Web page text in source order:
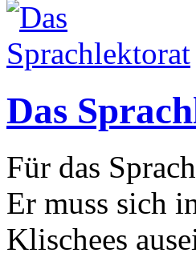
Das
Für das
Er muss sich
Klischees